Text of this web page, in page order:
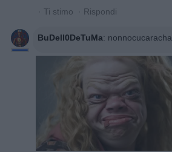
· Ti stimo · Rispondi
BuDell0DeTuMa: nonnocucaracha